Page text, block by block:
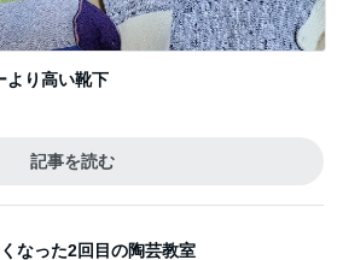
より高い靴下
記事を読む
なった2回目の陶芸教室